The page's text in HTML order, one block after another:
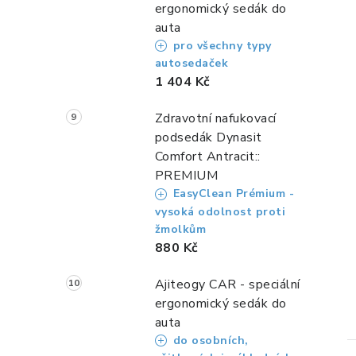
ergonomický sedák do
auta
pro všechny typy
autosedaček
1 404 Kč
Zdravotní nafukovací
podsedák Dynasit
Comfort Antracit::
PREMIUM
EasyClean Prémium -
vysoká odolnost proti
žmolkům
880 Kč
Ajiteogy CAR - speciální
ergonomický sedák do
auta
do osobních,